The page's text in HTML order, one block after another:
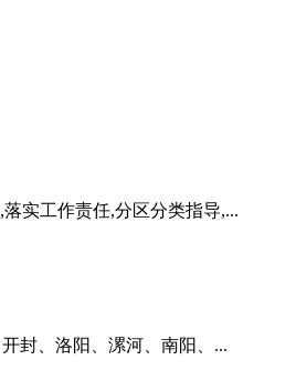
实工作责任,分区分类指导,...
封、洛阳、漯河、南阳、...